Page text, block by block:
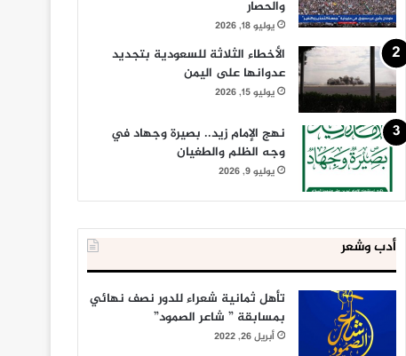
والحصار
يوليو 18, 2026
الأخطاء الثلاثة للسعودية بتجديد
عدوانها على اليمن
يوليو 15, 2026
نهج الإمام زيد.. بصيرة وجهاد في
وجه الظلم والطغيان
يوليو 9, 2026
أدب وشعر
تأهل ثمانية شعراء للدور نصف نهائي
بمسابقة ” شاعر الصمود”
أبريل 26, 2022